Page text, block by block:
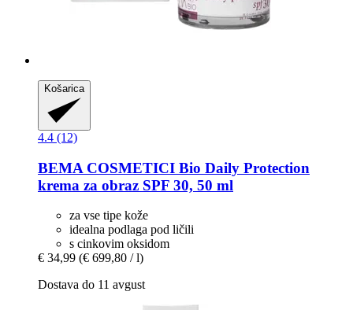
Košarica
4.4 (12)
BEMA COSMETICI Bio Daily Protection
krema za obraz SPF 30, 50 ml
za vse tipe kože
idealna podlaga pod ličili
s cinkovim oksidom
€ 34,99 (€ 699,80 / l)
Dostava do 11 avgust